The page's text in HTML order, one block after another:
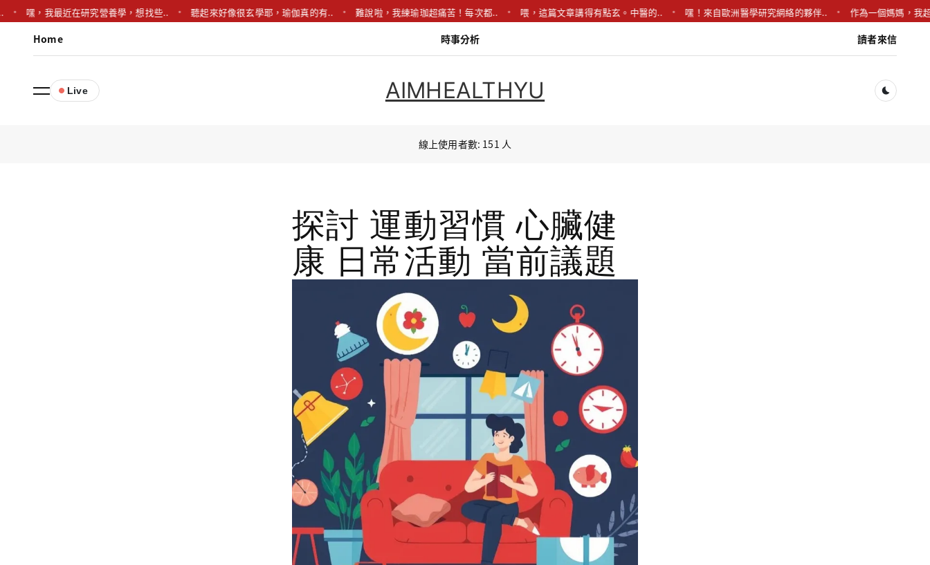
嘿，我最近在研究營養學，想找些.. 聽起來好像很玄學耶，瑜伽真的有.. 難說啦，我練瑜珈超痛苦！每次都.. 喂，這篇文章講得有點玄。中醫的.. 嘿！來自歐洲醫學研究網絡的夥伴.. 作為一個媽媽，我超
Home 時事分析 讀者來信
Live AIMHEALTHYU
線上使用者數: 151 人
探討 運動習慣 心臟健
康 日常活動 當前議題